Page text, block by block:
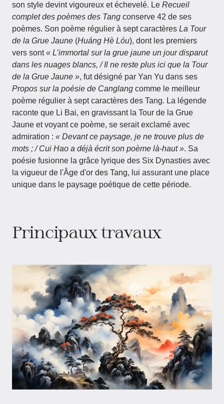
son style devint vigoureux et échevelé. Le Recueil
complet des poèmes des Tang conserve 42 de ses
poèmes. Son poème régulier à sept caractères La Tour
de la Grue Jaune (Huáng Hè Lóu), dont les premiers
vers sont« L’immortal sur la grue jaune un jour disparut
dans les nuages blancs, / Il ne reste plus ici que la Tour
de la Grue Jaune », fut désigné par Yan Yu dans ses
Propos sur la poésie de Canglang comme le meilleur
poème régulier à sept caractères des Tang. La légende
raconte que Li Bai, en gravissant la Tour de la Grue
Jaune et voyant ce poème, se serait exclamé avec
admiration : « Devant ce paysage, je ne trouve plus de
mots ; / Cui Hao a déjà écrit son poème là-haut ». Sa
poésie fusionne la grâce lyrique des Six Dynasties avec
la vigueur de l'Âge d'or des Tang, lui assurant une place
unique dans le paysage poétique de cette période.
Principaux travaux